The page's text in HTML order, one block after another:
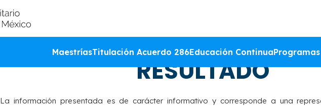
MaestríasTitulación Acuerdo 286Educación Continua
VALIDACIÓN DEL
RESULTADO
La información presentada es de carácter informativo y corresponde a una